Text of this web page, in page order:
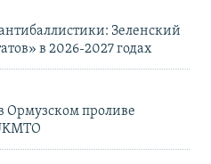
Зеленский
в 2026-2027 годах
Ормузском проливе